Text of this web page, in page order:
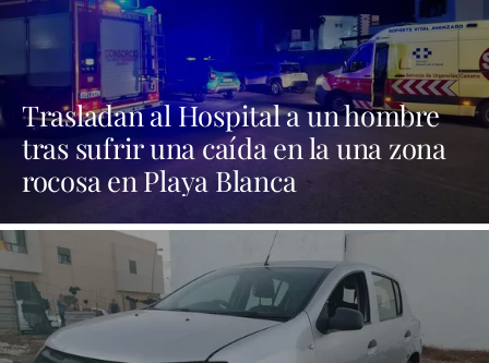
Trasladan al Hospital a un hombre
tras sufrir una caída en la una zona
rocosa en Playa Blanca